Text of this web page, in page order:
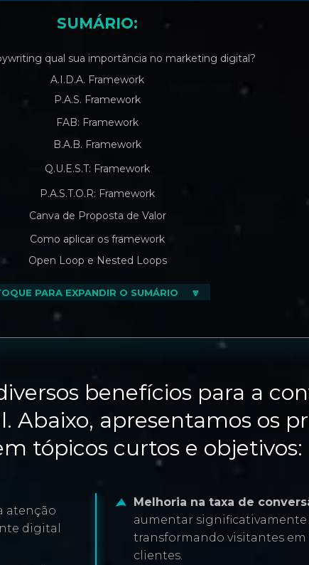
qual sua importância no marketing digital?
A.I.D.A. Framework
P.A.S. Framework
FAB: Framework
B.A.B. Framework
Q.U.E.S.T: Framework
P.A.S.T.O.R: Framework
Canva de Proposta de Valor
Como aplicar os framework
Open Loop e Nested Loops
SUMÁRIO:
PARA EXPANDIR O SUMÁRIO 🔽
benefícios para a
Abaixo, apresentamos os
tópicos curtos e objetivos:
atenção
digital
Melhoria na taxa de
aumentar significativamente
transformando visitantes em
clientes.